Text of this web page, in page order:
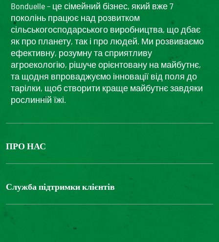
Bonduelle – це сімейний бізнес, який вже 7
поколінь працює над розвитком
сільськогосподарського виробництва, що дбає
як про планету, так і про людей. Ми розвиваємо
ефективну, розумну та сприятливу
агроекологію, рішуче орієнтовану на майбутнє,
та щодня впроваджуємо інновації від поля до
тарілки, щоб створити краще майбутнє завдяки
рослинній їжі.
ПРО НАС
The Bonduelle group
Служба підтримки клієнтів
Зв'яжіться з нами
Цифрова доступність: невідповідність